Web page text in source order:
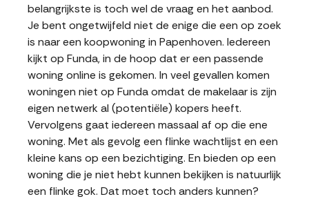
belangrijkste is toch wel de vraag en het aanbod.
Je bent ongetwijfeld niet de enige die een op zoek
is naar een koopwoning in Papenhoven. Iedereen
kijkt op Funda, in de hoop dat er een passende
woning online is gekomen. In veel gevallen komen
woningen niet op Funda omdat de makelaar is zijn
eigen netwerk al (potentiële) kopers heeft.
Vervolgens gaat iedereen massaal af op die ene
woning. Met als gevolg een flinke wachtlijst en een
kleine kans op een bezichtiging. En bieden op een
woning die je niet hebt kunnen bekijken is natuurlijk
een flinke gok. Dat moet toch anders kunnen?